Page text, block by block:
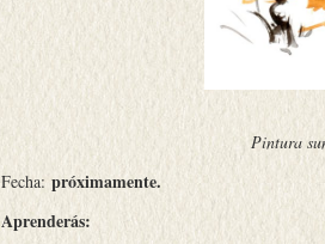
Pintura
Fecha: próximamente.
Aprenderás: